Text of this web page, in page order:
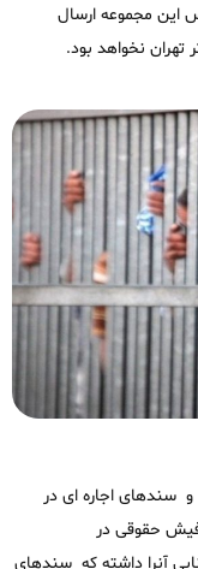
این مجموعه ارسال
تهران نخواهد بود.
سندهای اجاره ای در
فیش حقوقی در
آنرا داشته که سندهای